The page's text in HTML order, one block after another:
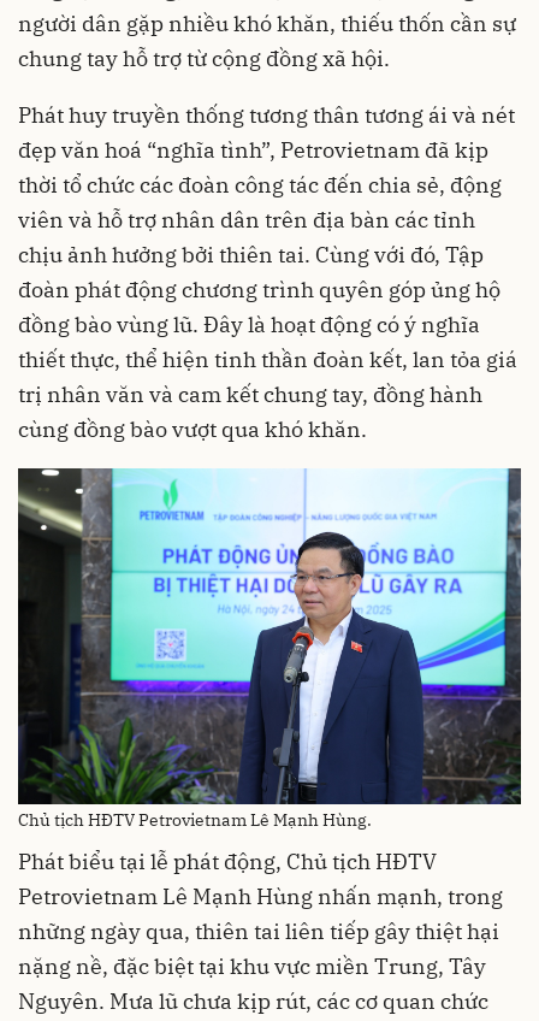
người dân gặp nhiều khó khăn, thiếu thốn cần sự
chung tay hỗ trợ từ cộng đồng xã hội.
Phát huy truyền thống tương thân tương ái và nét
đẹp văn hoá “nghĩa tình”, Petrovietnam đã kịp
thời tổ chức các đoàn công tác đến chia sẻ, động
viên và hỗ trợ nhân dân trên địa bàn các tỉnh
chịu ảnh hưởng bởi thiên tai. Cùng với đó, Tập
đoàn phát động chương trình quyên góp ủng hộ
đồng bào vùng lũ. Đây là hoạt động có ý nghĩa
thiết thực, thể hiện tinh thần đoàn kết, lan tỏa giá
trị nhân văn và cam kết chung tay, đồng hành
cùng đồng bào vượt qua khó khăn.
Chủ tịch HĐTV Petrovietnam Lê Mạnh Hùng.
Phát biểu tại lễ phát động, Chủ tịch HĐTV
Petrovietnam Lê Mạnh Hùng nhấn mạnh, trong
những ngày qua, thiên tai liên tiếp gây thiệt hại
nặng nề, đặc biệt tại khu vực miền Trung, Tây
Nguyên. Mưa lũ chưa kịp rút, các cơ quan chức